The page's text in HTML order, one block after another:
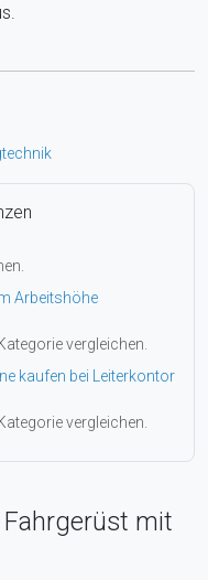
Arbeitshöhe
vergleichen.
kaufen bei Leiterkontor
vergleichen.
mit